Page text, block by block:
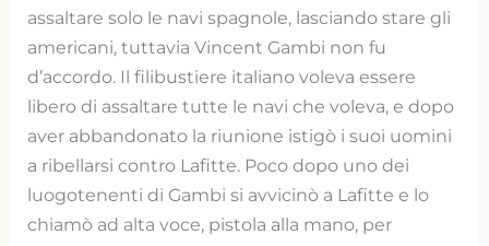
assaltare solo le navi spagnole, lasciando stare gli
americani, tuttavia Vincent Gambi non fu
d’accordo. Il filibustiere italiano voleva essere
libero di assaltare tutte le navi che voleva, e dopo
aver abbandonato la riunione istigò i suoi uomini
a ribellarsi contro Lafitte. Poco dopo uno dei
luogotenenti di Gambi si avvicinò a Lafitte e lo
chiamò ad alta voce, pistola alla mano, per